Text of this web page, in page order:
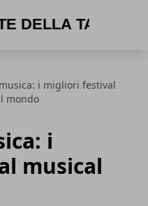
i migliori festival
mondo
i
musical